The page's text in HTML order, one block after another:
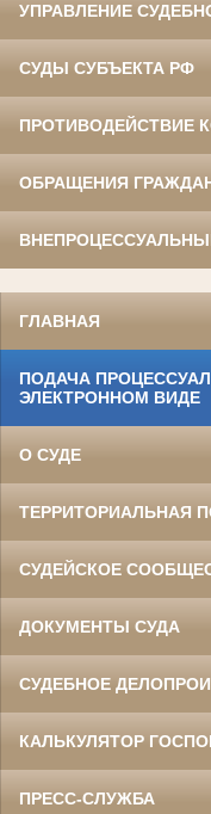
УПРАВЛЕНИЕ
СУДЫ СУБЪЕКТА РФ
ПРОТИВОДЕЙСТВИЕ
ОБРАЩЕНИЯ
ГЛАВНАЯ
ПОДАЧА
ЭЛЕКТРОННОМ ВИДЕ
О СУДЕ
ТЕРРИТОРИАЛЬНАЯ
СУДЕЙСКОЕ
ДОКУМЕНТЫ СУДА
СУДЕБНОЕ
КАЛЬКУЛЯТОР
ПРЕСС-СЛУЖБА